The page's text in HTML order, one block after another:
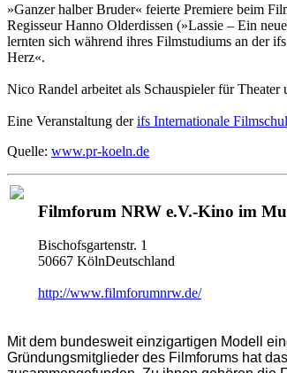
»Ganzer halber Bruder« feierte Premiere beim
Regisseur Hanno Olderdissen (»Lassie – Ein
lernten sich während ihres Filmstudiums an der
Herz«.
Nico Randel arbeitet als Schauspieler für
Eine Veranstaltung derifs Internationale
Quelle: www.pr-koeln.de
Filmforum NRW e.V.-Kino im
Bischofsgartenstr. 1
50667 KölnDeutschland
http://www.filmforumnrw.de/
Mit dem bundesweit einzigartigen Modell
Gründungsmitglieder des Filmforums hat